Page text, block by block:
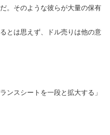
。そのような彼らが大量の保有
とは思えず、ドル売りは他の意
スシートを一段と拡大する」